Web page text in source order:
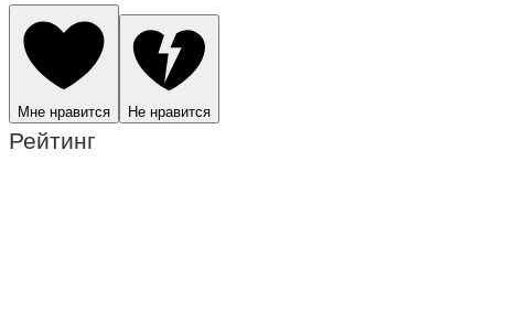
Мне нравится Не нравится
Рейтинг